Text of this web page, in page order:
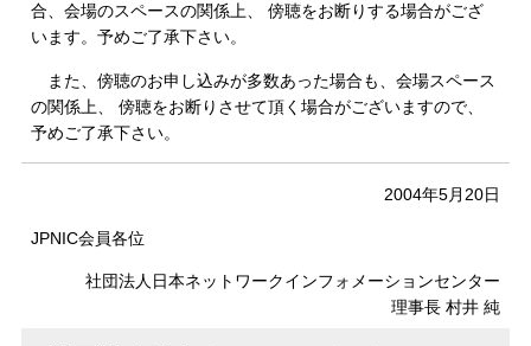
合、会場のスペースの関係上、 傍聴をお断りする場合がござ
います。予めご了承下さい。
また、傍聴のお申し込みが多数あった場合も、会場スペース
の関係上、 傍聴をお断りさせて頂く場合がございますので、
予めご了承下さい。
2004年5月20日
JPNIC会員各位
社団法人日本ネットワークインフォメーションセンター
理事長 村井 純